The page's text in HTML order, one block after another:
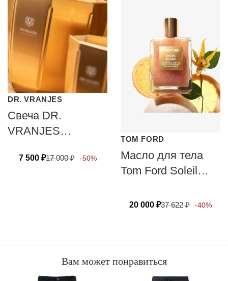
DR. VRANJES
Свеча DR.
VRANJES
NOBILE 200 гр
7 500 ₽17 000₽ -50%
TOM FORD
Масло для тела
Tom Ford Soleil
Shimmering Body
20 000 ₽37 622₽ -40%
Вам может понравиться